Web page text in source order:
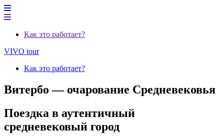
Как это работает?
VIVO tour
Как это работает?
Витербо — очарование Средневековья
Поездка в аутентичный
средневековый город